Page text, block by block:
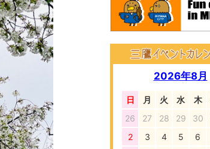
2026年8月
日 月 火 水 木
26
27 28 29 30
2
3 4 5 6